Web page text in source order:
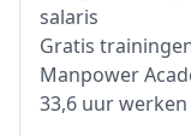
salaris
Gratis
Manpower
33,6 uur